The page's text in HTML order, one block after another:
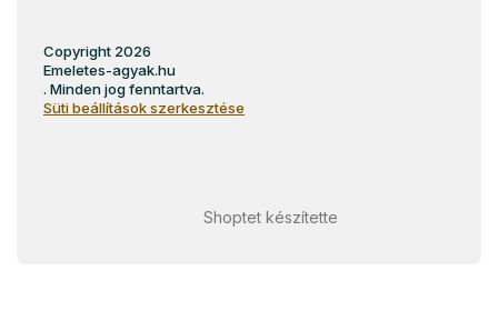
Shoptet készítette
Copyright 2026
Emeletes-agyak.hu
. Minden jog fenntartva.
Süti beállítások szerkesztése